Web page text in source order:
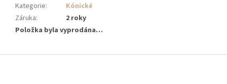
Kategorie:
Kónické
Záruka:
2 roky
Položka byla vyprodána…
Z